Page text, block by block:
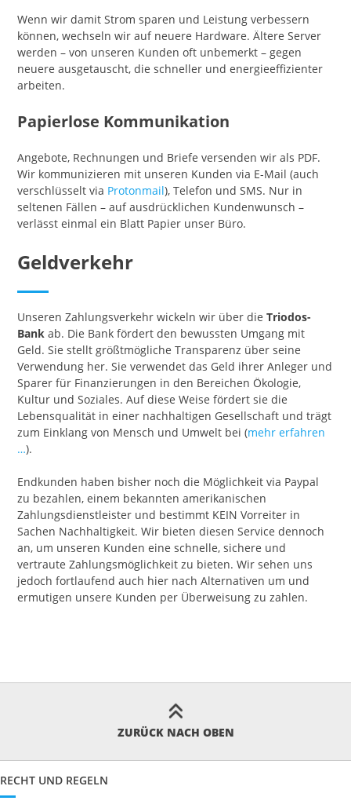
Wenn wir damit Strom sparen und Leistung verbessern
können, wechseln wir auf neuere Hardware. Ältere Server
werden – von unseren Kunden oft unbemerkt – gegen
neuere ausgetauscht, die schneller und energieeffizienter
arbeiten.
Papierlose Kommunikation
Angebote, Rechnungen und Briefe versenden wir als PDF.
Wir kommunizieren mit unseren Kunden via E-Mail (auch
verschlüsselt via Protonmail), Telefon und SMS. Nur in
seltenen Fällen – auf ausdrücklichen Kundenwunsch –
verlässt einmal ein Blatt Papier unser Büro.
Geldverkehr
Unseren Zahlungsverkehr wickeln wir über dieTriodos-
Bank ab. Die Bank fördert den bewussten Umgang mit
Geld. Sie stellt größtmögliche Transparenz über seine
Verwendung her. Sie verwendet das Geld ihrer Anleger und
Sparer für Finanzierungen in den Bereichen Ökologie,
Kultur und Soziales. Auf diese Weise fördert sie die
Lebensqualität in einer nachhaltigen Gesellschaft und trägt
zum Einklang von Mensch und Umwelt bei (mehr erfahren
…).
Endkunden haben bisher noch die Möglichkeit via Paypal
zu bezahlen, einem bekannten amerikanischen
Zahlungsdienstleister und bestimmt KEIN Vorreiter in
Sachen Nachhaltigkeit. Wir bieten diesen Service dennoch
an, um unseren Kunden eine schnelle, sichere und
vertraute Zahlungsmöglichkeit zu bieten. Wir sehen uns
jedoch fortlaufend auch hier nach Alternativen um und
ermutigen unsere Kunden per Überweisung zu zahlen.
ZURÜCK NACH OBEN
RECHT UND REGELN